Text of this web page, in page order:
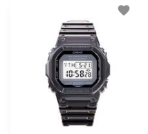
favorite